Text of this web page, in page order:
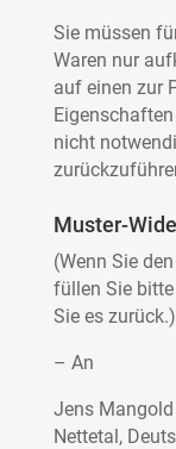
Sie müssen
Waren nur
auf einen zur
nicht
Muster-
(Wenn Sie
füllen Sie
Sie es zurück.)
– An
Jens Mangold
Nettetal,